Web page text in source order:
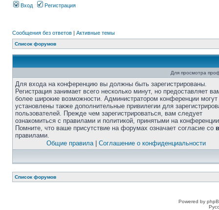
Вход Регистрация
Сообщения без ответов | Активные темы
Список форумов
Для просмотра
Для входа на конференцию вы должны быть зарегистрированы.
Регистрация занимает всего несколько минут, но предоставляет
более широкие возможности. Администратором конференции
установлены также дополнительные привилегии для
пользователей. Прежде чем зарегистрироваться, вам следует
ознакомиться с правилами и политикой, принятыми на
Помните, что ваше присутствие на форумах означает согласие со
правилами.
Общие правила| Соглашение о конфиденциальности
Список форумов
Powered by